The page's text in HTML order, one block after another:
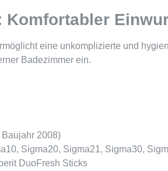
Komfortabler
eine unkomplizierte und
Badezimmer ein.
2008)
Sigma20, Sigma21, Sigma30,
DuoFresh Sticks